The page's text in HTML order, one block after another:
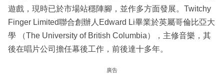
遊戲，現時已於市場站穩陣腳，並作多方面發展。Twitchy
Finger Limited聯合創辦人Edward Li畢業於英屬哥倫比亞大
學 （The University of British Columbia），主修音樂，其
後在唱片公司擔任幕後工作，前後達十多年。
廣告